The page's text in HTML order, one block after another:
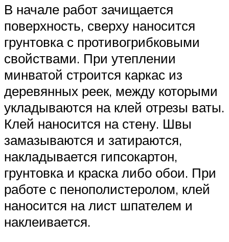
В начале работ зачищается
поверхность, сверху наносится
грунтовка с противогрибковыми
свойствами. При утеплении
минватой строится каркас из
деревянных реек, между которыми
укладываются на клей отрезы ваты.
Клей наносится на стену. Швы
замазываются и затираются,
накладывается гипсокартон,
грунтовка и краска либо обои. При
работе с пенополистеролом, клей
наносится на лист шпателем и
наклеивается.